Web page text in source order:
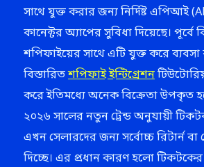
সাথে যুক্ত করার জন্য নির্দিষ্ট এপিআই
কানেক্টর অ্যাপের সুবিধা দিয়েছে। পূর্বে
শপিফাইয়ের সাথে এটি যুক্ত করে
বিস্তারিতশপিফাই ইন্টিগ্রেশন
করে ইতিমধ্যে অনেক বিক্রেতা উপকৃত
২০২৬ সালের নতুন ট্রেন্ড অনুযায়ী
এখন সেলারদের জন্য সর্বোচ্চ রিটার্ন
দিচ্ছে। এর প্রধান কারণ হলো